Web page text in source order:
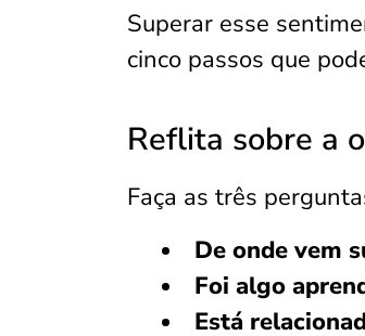
Superar esse
cinco passos que
Reflita sobre a
Faça as três
De onde vem
Foi algo
Está